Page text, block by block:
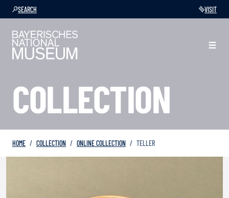
SEARCH VISIT
COLLECTION
HOME COLLECTION ONLINE COLLECTION TELLER